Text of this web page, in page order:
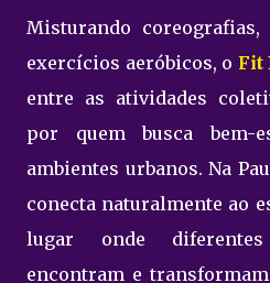
Misturando
exercícios aeróbicos, o Fit
entre as atividades
por quem busca bem-
ambientes urbanos. Na
conecta naturalmente ao
lugar onde
encontram e